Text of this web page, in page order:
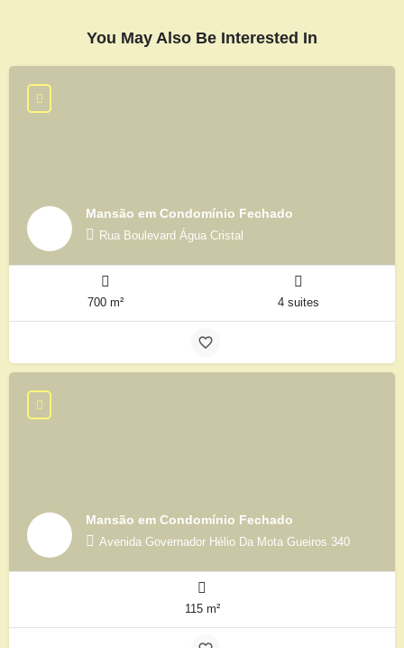
You May Also Be Interested In
Mansão em Condomínio Fechado
Rua Boulevard Água Cristal
700 m² 4 suites
Mansão em Condomínio Fechado
Avenida Governador Hélio Da Mota Gueiros 340
115 m²